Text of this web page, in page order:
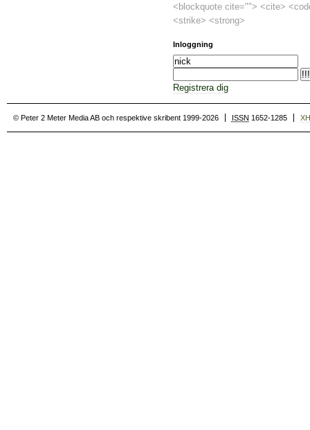
<blockquote cite=""> <cite>
<strike> <strong>
Inloggning
Registrera dig
© Peter 2 Meter Media AB och respektive skribent 1999-2026 ISSN 1652-1285